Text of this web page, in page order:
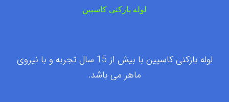
لوله بازکنی کاسپین
لوله بازکنی کاسپین با بیش از 15 سال تجربه و با نیروی
ماهر می باشد.